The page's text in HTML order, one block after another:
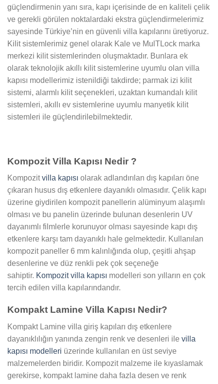
güçlendirmenin yanı sıra, kapı içerisinde de en kaliteli çelik
ve gerekli görülen noktalardaki ekstra güçlendirmelerimiz
sayesinde Türkiye’nin en güvenli villa kapılarını üretiyoruz.
Kilit sistemlerimiz genel olarak Kale ve MulTLock marka
merkezi kilit sistemlerinden oluşmaktadır. Bunlara ek
olarak teknolojik akıllı kilit sistemlerine uyumlu olan villa
kapısı modellerimiz istenildiği takdirde; parmak izi kilit
sistemi, alarmlı kilit seçenekleri, uzaktan kumandalı kilit
sistemleri, akıllı ev sistemlerine uyumlu manyetik kilit
sistemleri ile güçlendirilebilmektedir.
Kompozit Villa Kapısı Nedir ?
Kompozitvilla kapısı olarak adlandırılan dış kapıları öne
çıkaran husus dış etkenlere dayanıklı olmasıdır. Çelik kapı
üzerine giydirilen kompozit panellerin alüminyum alaşımlı
olması ve bu panelin üzerinde bulunan desenlerin UV
dayanımlı filmlerle korunuyor olması sayesinde kapı dış
etkenlere karşı tam dayanıklı hale gelmektedir. Kullanılan
kompozit paneller 6 mm kalınlığında olup, çeşitli ahşap
desenlerine ve düz renkli pek çok seçeneğe
sahiptir. Kompozit villa kapısı modelleri son yılların en çok
tercih edilen villa kapılarındandır.
Kompakt Lamine Villa Kapısı Nedir?
Kompakt Lamine villa giriş kapıları dış etkenlere
dayanıklılığın yanında zengin renk ve desenleri ile villa
kapısı modelleri üzerinde kullanılan en üst seviye
malzemelerden biridir. Kompozit malzeme ile kıyaslamak
gerekirse, kompakt lamine daha fazla desen ve renk